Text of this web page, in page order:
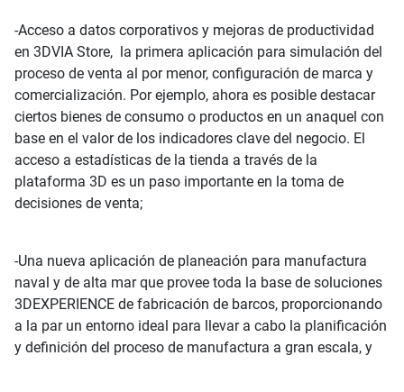
-Acceso a datos corporativos y mejoras de productividad
en 3DVIA Store, la primera aplicación para simulación del
proceso de venta al por menor, configuración de marca y
comercialización. Por ejemplo, ahora es posible destacar
ciertos bienes de consumo o productos en un anaquel con
base en el valor de los indicadores clave del negocio. El
acceso a estadísticas de la tienda a través de la
plataforma 3D es un paso importante en la toma de
decisiones de venta;
-Una nueva aplicación de planeación para manufactura
naval y de alta mar que provee toda la base de soluciones
3DEXPERIENCE de fabricación de barcos, proporcionando
a la par un entorno ideal para llevar a cabo la planificación
y definición del proceso de manufactura a gran escala, y